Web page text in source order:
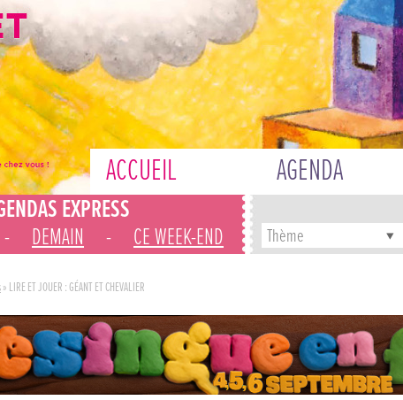
ACCUEIL AGENDA
EXPRESS
- DEMAIN - CE WEEK-END Thème
» LIRE ET JOUER : GÉANT ET CHEVALIER